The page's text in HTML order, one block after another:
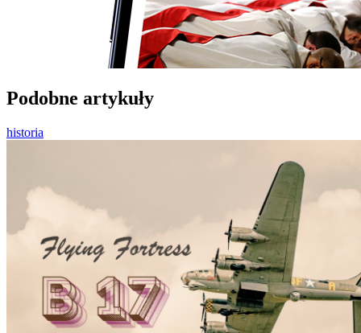
Podobne artykuły
historia